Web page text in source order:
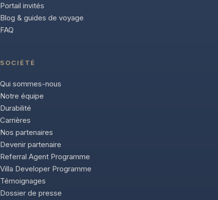
Portail invités
Blog & guides de voyage
FAQ
SOCIÉTÉ
Qui sommes-nous
Notre équipe
Durabilité
Carrières
Nos partenaires
Devenir partenaire
Referral Agent Programme
Villa Developer Programme
Témoignages
Dossier de presse